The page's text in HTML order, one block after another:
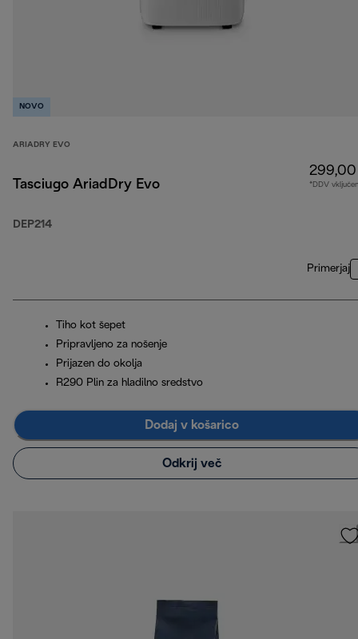
NOVO
ARIADRY EVO
Tasciugo AriadDry Evo
DEP214
*DDV vključen
Primerjaj
Tiho kot šepet
Pripravljeno za nošenje
Prijazen do okolja
R290 Plin za hladilno sredstvo
Dodaj v košarico
Odkrij več